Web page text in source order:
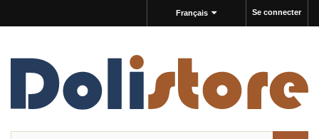
Se connecter
Français